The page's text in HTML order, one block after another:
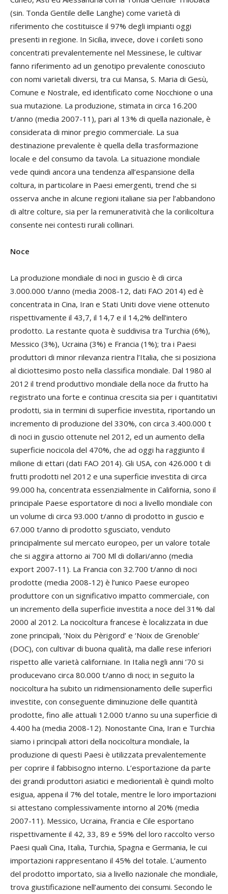
(sin. Tonda Gentile delle Langhe) come varietà di
riferimento che costituisce il 97% degli impianti oggi
presenti in regione. In Sicilia, invece, dove i corileti sono
concentrati prevalentemente nel Messinese, le cultivar
fanno riferimento ad un genotipo prevalente conosciuto
con nomi varietali diversi, tra cui Mansa, S. Maria di Gesù,
Comune e Nostrale, ed identificato come Nocchione o una
sua mutazione. La produzione, stimata in circa 16.200
t/anno (media 2007-11), pari al 13% di quella nazionale, è
considerata di minor pregio commerciale. La sua
destinazione prevalente è quella della trasformazione
locale e del consumo da tavola. La situazione mondiale
vede quindi ancora una tendenza all’espansione della
coltura, in particolare in Paesi emergenti, trend che si
osserva anche in alcune regioni italiane sia per l’abbandono
di altre colture, sia per la remuneratività che la corilicoltura
consente nei contesti rurali collinari.
Noce
La produzione mondiale di noci in guscio è di circa
3.000.000 t/anno (media 2008-12, dati FAO 2014) ed è
concentrata in Cina, Iran e Stati Uniti dove viene ottenuto
rispettivamente il 43,7, il 14,7 e il 14,2% dell’intero
prodotto. La restante quota è suddivisa tra Turchia (6%),
Messico (3%), Ucraina (3%) e Francia (1%); tra i Paesi
produttori di minor rilevanza rientra l’Italia, che si posiziona
al diciottesimo posto nella classifica mondiale. Dal 1980 al
2012 il trend produttivo mondiale della noce da frutto ha
registrato una forte e continua crescita sia per i quantitativi
prodotti, sia in termini di superficie investita, riportando un
incremento di produzione del 330%, con circa 3.400.000 t
di noci in guscio ottenute nel 2012, ed un aumento della
superficie nocicola del 470%, che ad oggi ha raggiunto il
milione di ettari (dati FAO 2014). Gli USA, con 426.000 t di
frutti prodotti nel 2012 e una superficie investita di circa
99.000 ha, concentrata essenzialmente in California, sono il
principale Paese esportatore di noci a livello mondiale con
un volume di circa 93.000 t/anno di prodotto in guscio e
67.000 t/anno di prodotto sgusciato, venduto
principalmente sul mercato europeo, per un valore totale
che si aggira attorno ai 700 Ml di dollari/anno (media
export 2007-11). La Francia con 32.700 t/anno di noci
prodotte (media 2008-12) è l’unico Paese europeo
produttore con un significativo impatto commerciale, con
un incremento della superficie investita a noce del 31% dal
2000 al 2012. La nocicoltura francese è localizzata in due
zone principali, ‘Noix du Pèrigord’ e ‘Noix de Grenoble’
(DOC), con cultivar di buona qualità, ma dalle rese inferiori
rispetto alle varietà californiane. In Italia negli anni ’70 si
producevano circa 80.000 t/anno di noci; in seguito la
nocicoltura ha subito un ridimensionamento delle superfici
investite, con conseguente diminuzione delle quantità
prodotte, fino alle attuali 12.000 t/anno su una superficie di
4.400 ha (media 2008-12). Nonostante Cina, Iran e Turchia
siamo i principali attori della nocicoltura mondiale, la
produzione di questi Paesi è utilizzata prevalentemente
per coprire il fabbisogno interno. L’esportazione da parte
dei grandi produttori asiatici e mediorientali è quindi molto
esigua, appena il 7% del totale, mentre le loro importazioni
si attestano complessivamente intorno al 20% (media
2007-11). Messico, Ucraina, Francia e Cile esportano
rispettivamente il 42, 33, 89 e 59% del loro raccolto verso
Paesi quali Cina, Italia, Turchia, Spagna e Germania, le cui
importazioni rappresentano il 45% del totale. L’aumento
del prodotto importato, sia a livello nazionale che mondiale,
trova giustificazione nell’aumento dei consumi. Secondo le